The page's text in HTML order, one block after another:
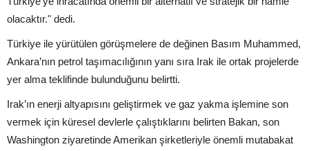
olacaktır." dedi.
Türkiye ile yürütülen görüşmelere de değinen Basım Muhammed,
Ankara’nın petrol taşımacılığının yanı sıra Irak ile ortak projelerde
yer alma teklifinde bulunduğunu belirtti.
Irak’ın enerji altyapısını geliştirmek ve gaz yakma işlemine son
vermek için küresel devlerle çalıştıklarını belirten Bakan, son
Washington ziyaretinde Amerikan şirketleriyle önemli mutabakat